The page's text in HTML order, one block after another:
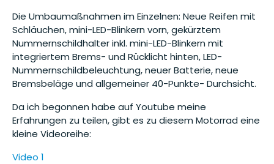
Die Umbaumaßnahmen im Einzelnen: Neue Reifen mit
Schläuchen, mini-LED-Blinkern vorn, gekürztem
Nummernschildhalter inkl. mini-LED-Blinkern mit
integriertem Brems- und Rücklicht hinten, LED-
Nummernschildbeleuchtung, neuer Batterie, neue
Bremsbeläge und allgemeiner 40-Punkte- Durchsicht.
Da ich begonnen habe auf Youtube meine
Erfahrungen zu teilen, gibt es zu diesem Motorrad eine
kleine Videoreihe:
Video 1